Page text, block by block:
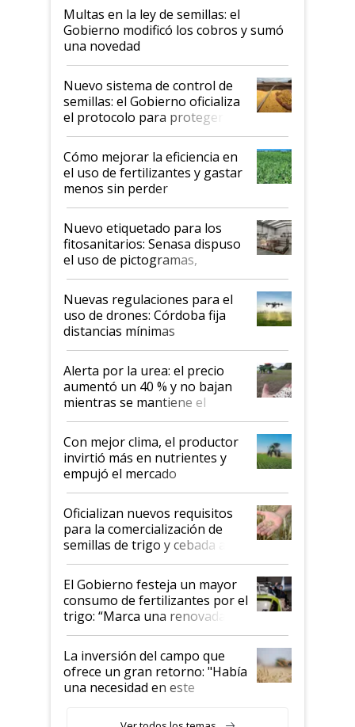
Multas en la ley de semillas: el
Gobierno modificó los cobros y sumó
una novedad
Nuevo sistema de control de
semillas: el Gobierno oficializa
el protocolo para proteger la
propiedad intelectual
Cómo mejorar la eficiencia en
el uso de fertilizantes y gastar
menos sin perder
productividad en la campaña
fina
Nuevo etiquetado para los
fitosanitarios: Senasa dispuso
el uso de pictogramas,
palabras de advertencia e
indicaciones
Nuevas regulaciones para el
uso de drones: Córdoba fija
distancias mínimas
Alerta por la urea: el precio
aumentó un 40 % y no bajan
mientras se mantiene el
conflicto en Medio Oriente
Con mejor clima, el productor
invirtió más en nutrientes y
empujó el mercado
Oficializan nuevos requisitos
para la comercialización de
semillas de trigo y cebada a
granel
El Gobierno festeja un mayor
consumo de fertilizantes por el
trigo: “Marca una renovada
confianza de los productores”
La inversión del campo que
ofrece un gran retorno: "Había
una necesidad en este